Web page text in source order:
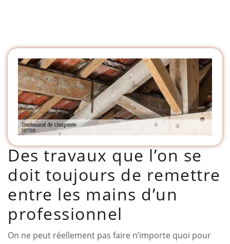
Des travaux que l’on se
doit toujours de remettre
entre les mains d’un
professionnel
On ne peut réellement pas faire n’importe quoi pour